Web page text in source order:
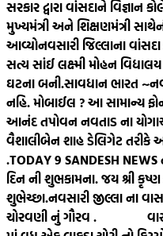
સરકાર દ્વારા વાંસદાને વિજ્ઞાન
મુખ્યમંત્રી અને શિક્ષણમંત્રી
આવ્યોનવસારી જિલ્લાના
સત્ય સાંઈ લક્ષ્મી મોહન
ઘટના બની.સાવધાન ભારત
નહિ. મોબાઈલ ? આ સામાન્ય
આનંદ તપોવન નવતાડ ના
વૈશાલીબેન શાહ ડેલિગેટ તરીકે
.TODAY 9 SANDESH
દિન ની શુભકામના. જય શ્રી
શુભેચ્છા.નવસારી જીલ્લા ના
ચોરવણી નું ગૌરવ .